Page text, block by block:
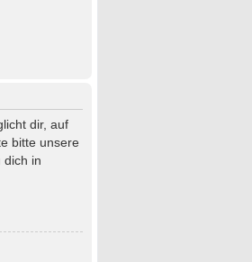
dir, auf
bitte unsere
dich in